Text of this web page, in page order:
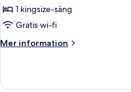
1 kingsize-säng
Gratis wi-fi
Mer information
Mer
Suite